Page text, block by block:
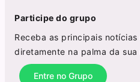
Participe do grupo
Receba as principais
diretamente na palma da sua
Entre no Grupo